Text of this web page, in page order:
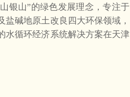
银山”的绿色发展理念，专注于
碱地原土改良四大环保领域，
水循环经济系统解决方案在天津